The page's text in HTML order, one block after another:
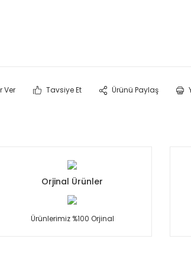
Ver Tavsiye Et Ürünü Paylaş
Orjinal Ürünler
Ürünlerimiz %100 Orjinal